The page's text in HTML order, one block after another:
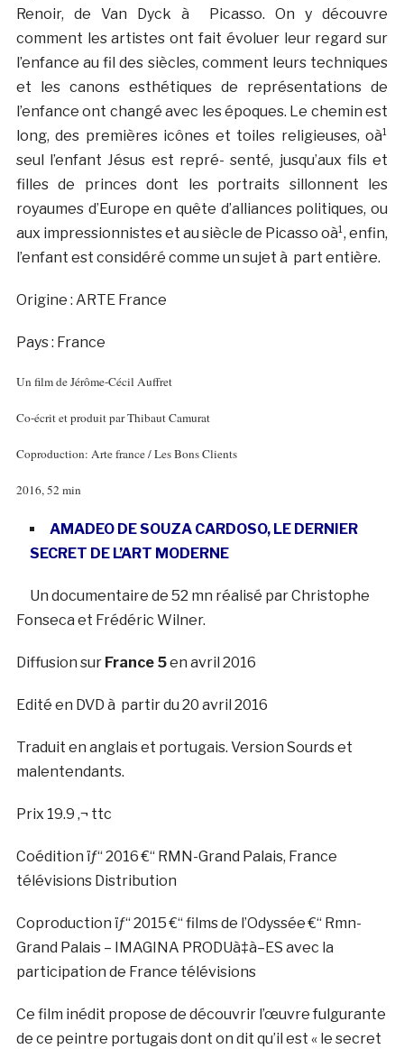
Renoir, de Van Dyck à Picasso. On y découvre
comment les artistes ont fait évoluer leur regard sur
l’enfance au fil des siècles, comment leurs techniques
et les canons esthétiques de représentations de
l’enfance ont changé avec les époques. Le chemin est
long, des premières icônes et toiles religieuses, oà¹
seul l’enfant Jésus est repré- senté, jusqu’aux fils et
filles de princes dont les portraits sillonnent les
royaumes d’Europe en quête d’alliances politiques, ou
aux impressionnistes et au siècle de Picasso oà¹, enfin,
l’enfant est considéré comme un sujet à part entière.
Origine : ARTE France
Pays : France
Un film de Jérôme-Cécil Auffret
Co-écrit et produit par Thibaut Camurat
Coproduction: Arte france / Les Bons Clients
2016, 52 min
AMADEO DE SOUZA CARDOSO, LE DERNIER
SECRET DE L’ART MODERNE
Un documentaire de 52 mn réalisé par Christophe
Fonseca et Frédéric Wilner.
Diffusion sur France 5en avril 2016
Edité en DVD à partir du 20 avril 2016
Traduit en anglais et portugais. Version Sourds et
malentendants.
Prix 19.9 ‚¬ ttc
Coédition ïƒ“ 2016 €“ RMN-Grand Palais, France
télévisions Distribution
Coproduction ïƒ“ 2015 €“ films de l’Odyssée €“ Rmn-
Grand Palais – IMAGINA PRODUà‡à–ES avec la
participation de France télévisions
Ce film inédit propose de découvrir l’œuvre fulgurante
de ce peintre portugais dont on dit qu’il est « le secret